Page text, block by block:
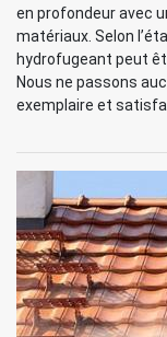
en profondeur avec
matériaux. Selon
hydrofugeant peut
Nous ne passons
exemplaire et